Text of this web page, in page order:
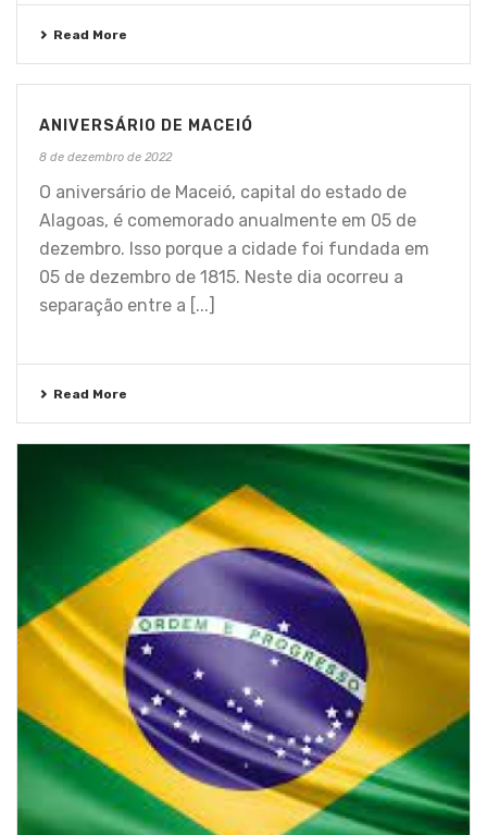
Read More
ANIVERSÁRIO DE MACEIÓ
8 de dezembro de 2022
O aniversário de Maceió, capital do estado de
Alagoas, é comemorado anualmente em 05 de
dezembro. Isso porque a cidade foi fundada em
05 de dezembro de 1815. Neste dia ocorreu a
separação entre a [...]
Read More